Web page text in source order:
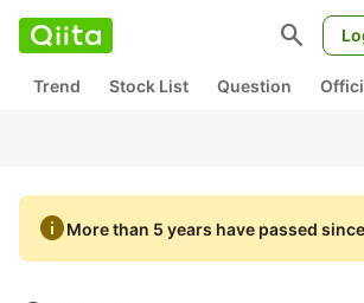
search
Trend Stock List Question
infoMore than 5 years have passed